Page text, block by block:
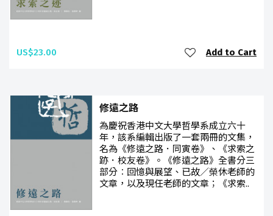
US$23.00 Add to Cart
修遠之路
為慶祝香港中文大學哲學系成立六十
年，該系編輯出版了一套兩冊的文集，
名為《修遠之路．同寅卷》、《求索之
跡．校友卷》。《修遠之路》全書分三
部分︰回憶與展望、已故／榮休老師的
文章，以及現任老師的文章；《求索..